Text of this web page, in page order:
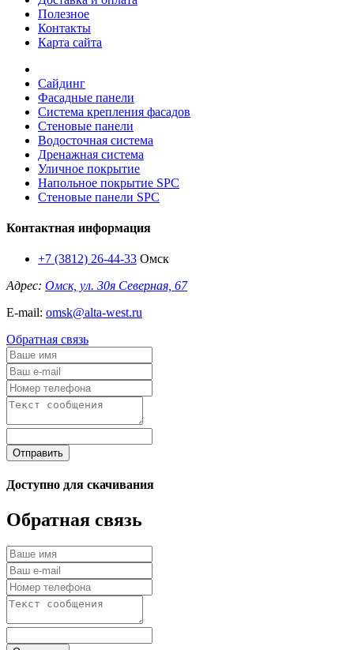
Полезное
Контакты
Карта сайта
Сайдинг
Фасадные панели
Система крепления фасадов
Стеновые панели
Водосточная система
Дренажная система
Уличное покрытие
Напольное покрытие SPC
Стеновые панели SPC
Контактная информация
+7 (3812) 26-44-33 Омск
Адрес: Омск, ул. 30я Северная, 67
E-mail: omsk@alta-west.ru
Обратная связь
Отправить
Доступно для скачивания
Обратная связь